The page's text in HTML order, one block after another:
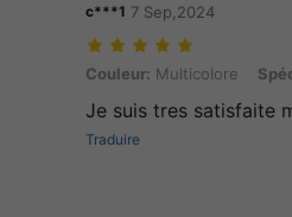
c***1 7 Sep,2024
Couleur: Multicolore,
Couleur: Multicolore
Je suis tres satisfaite
Traduire